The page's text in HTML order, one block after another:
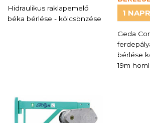
Hidraulikus raklapemelő
béka bérlése - kölcsönzése
1
Geda
bérlése
19m